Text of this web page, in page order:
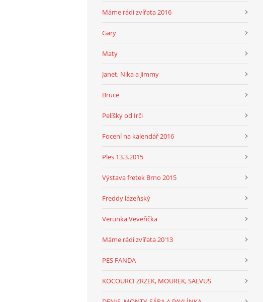
Máme rádi zvířata 2016
Gary
Maty
Janet, Nika a Jimmy
Bruce
Pelíšky od Irči
Focení na kalendář 2016
Ples 13.3.2015
Výstava fretek Brno 2015
Freddy lázeňský
Verunka Veveřička
Máme rádi zvířata 20'13
PES FANDA
KOCOURCI ZRZEK, MOUREK, SALVUS